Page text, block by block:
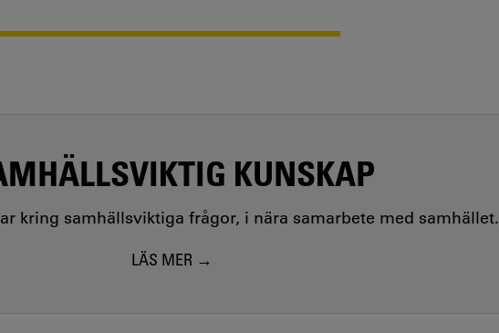
KUNSKAP
kring samhällsviktiga frågor, i nära samarbete med samhället.
LÄS MER